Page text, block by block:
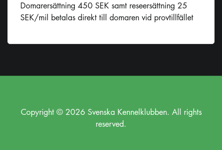
Domarersättning 450 SEK samt reseersättning 25
SEK/mil betalas direkt till domaren vid provtillfället
Copyright © 2026 Svenska Kennelklubben. All rights
reserved.